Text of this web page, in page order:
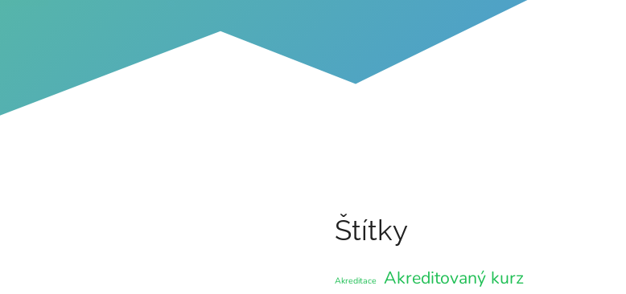
Štítky
Akreditace Akreditovaný kurz